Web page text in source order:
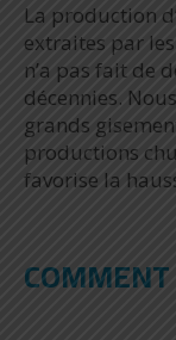
La production
extraites par
n’a pas fait de
décennies.
grands
productions
favorise la